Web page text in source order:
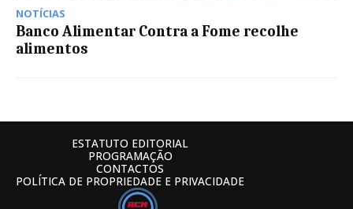
NOTÍCIAS
Banco Alimentar Contra a Fome recolhe
alimentos
ESTATUTO EDITORIAL
PROGRAMAÇÃO
CONTACTOS
POLÍTICA DE PROPRIEDADE E PRIVACIDADE